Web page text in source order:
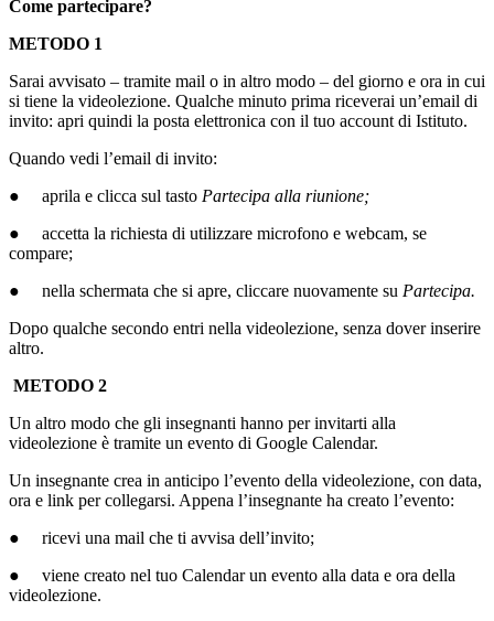
Come partecipare?
METODO 1
Sarai avvisato – tramite mail o in altro modo – del giorno e ora in cui
si tiene la videolezione. Qualche minuto prima riceverai un’email di
invito: apri quindi la posta elettronica con il tuo account di Istituto.
Quando vedi l’email di invito:
● aprila e clicca sul tasto Partecipa alla riunione;
● accetta la richiesta di utilizzare microfono e webcam, se
compare;
● nella schermata che si apre, cliccare nuovamente su Partecipa.
Dopo qualche secondo entri nella videolezione, senza dover inserire
altro.
METODO 2
Un altro modo che gli insegnanti hanno per invitarti alla
videolezione è tramite un evento di Google Calendar.
Un insegnante crea in anticipo l’evento della videolezione, con data,
ora e link per collegarsi. Appena l’insegnante ha creato l’evento:
● ricevi una mail che ti avvisa dell’invito;
● viene creato nel tuo Calendar un evento alla data e ora della
videolezione.